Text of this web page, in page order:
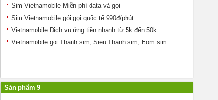
Sim Vietnamobile Miễn phí data và gọi
Sim Vietnamobile gói gọi quốc tế 990đ/phút
Vietnamobile Dịch vụ ứng tiền nhanh từ 5k đến 50k
Vietnamobile gói Thánh sim, Siêu Thánh sim, Bom sim
Sản phẩm 9